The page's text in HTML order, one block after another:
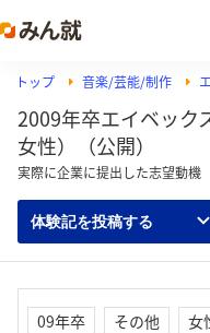
トップ 音楽/芸能/制作
2009年卒エイベック
女性）（公開）
実際に企業に提出した志望動機
体験記を投稿する
09年卒 その他
女